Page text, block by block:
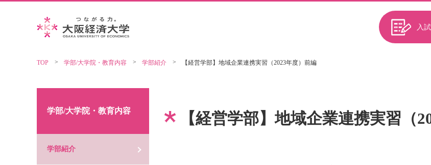
入
TOP 学部/大学院・教育内容 学部紹介 【経営学部】地域企業連携実習（2023年度）前編
【経営学部】地域企業連携実習（
学部/大学院・教育内容
学部紹介